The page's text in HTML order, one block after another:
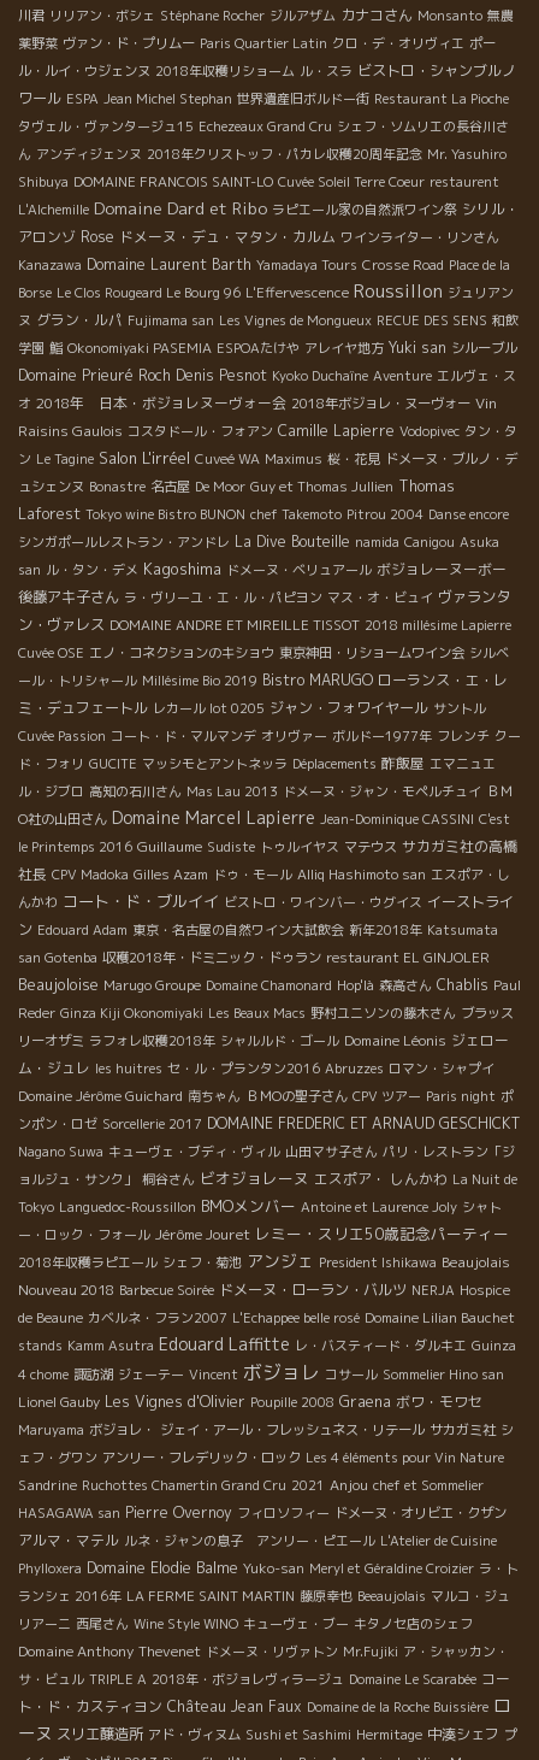
川君 リリアン・ボシェ Stéphane Rocher ジルアザム カナコさん Monsanto 無農
薬野菜 ヴァン・ド・プリムー Paris Quartier Latin クロ・デ・オリヴィエ ポー
ル・ルイ・ウジェンヌ 2018年収穫リショーム ル・スラ ビストロ・シャンブルノ
ワール ESPA Jean Michel Stephan 世界遺産旧ボルドー街 Restaurant La Pioche
タヴェル・ヴァンタージュ15 Echezeaux Grand Cru シェフ・ソムリエの長谷川さ
ん アンディジェンヌ 2018年クリストッフ・パカレ収穫20周年記念 Mr. Yasuhiro
Shibuya DOMAINE FRANCOIS SAINT-LO Cuvée Soleil Terre Coeur restaurent
L'Alchemille Domaine Dard et Ribo ラピエール家の自然派ワイン祭 シリル・
アロンゾ Rose ドメーヌ・デュ・マタン・カルム ワインライター・リンさん
Kanazawa Domaine Laurent Barth Yamadaya Tours Crosse Road Place de la
Borse Le Clos Rougeard Le Bourg 96 L'Effervescence Roussillon ジュリアン
ヌ グラン・ルパ Fujimama san Les Vignes de Mongueux RECUE DES SENS 和飲
学園 鮨 Okonomiyaki PASEMIA ESPOAたけや アレイヤ地方 Yuki san シルーブル
Domaine Prieuré Roch Denis Pesnot Kyoko Duchaîne Aventure エルヴェ・ス
オ 2018年 日本・ボジョレヌーヴォー会 2018年ボジョレ・ヌーヴォー Vin
Raisins Gaulois コスタドール・フォアン Camille Lapierre Vodopivec タン・タ
ン Le Tagine Salon L'irréel Cuveé WA Maximus 桜・花見 ドメーヌ・ブルノ・デ
ュシェンヌ Bonastre 名古屋 De Moor Guy et Thomas Jullien Thomas
Laforest Tokyo wine Bistro BUNON chef Takemoto Pitrou 2004 Danse encore
シンガポールレストラン・アンドレ La Dive Bouteille namida Canigou Asuka
san ル・タン・デメ Kagoshima ドメーヌ・ベリュアール ボジョレーヌーボー
後藤アキ子さん ラ・ヴリーユ・エ・ル・パピヨン マス・オ・ビュイ ヴァランタ
ン・ヴァレス DOMAINE ANDRE ET MIREILLE TISSOT 2018 millésime Lapierre
Cuvée OSE エノ・コネクションのキショウ 東京神田・リショームワイン会 シルベ
ール・トリシャール Millésime Bio 2019 Bistro MARUGO ローランス・エ・レ
ミ・デュフェートル レカール lot 0205 ジャン・フォワイヤール サントル
Cuvée Passion コート・ド・マルマンデ オリヴァー ボルドー1977年 フレンチ クー
ド・フォリ GUCITE マッシモとアントネッラ Déplacements 酢飯屋 エマニュエ
ル・ジブロ 高知の石川さん Mas Lau 2013 ドメーヌ・ジャン・モペルチュイ ＢＭ
О社の山田さん Domaine Marcel Lapierre Jean-Dominique CASSINI C'est
le Printemps 2016 Guillaume Sudiste トゥルイヤス マテウス サカガミ社の高橋
社長 CPV Madoka Gilles Azam ドゥ・モール Alliq Hashimoto san エスポア・し
んかわ コート・ド・ブルイイ ビストロ・ワインバー・ウグイス イーストライ
ン Edouard Adam 東京・名古屋の自然ワイン大試飲会 新年2018年 Katsumata
san Gotenba 収穫2018年・ドミニック・ドゥラン restaurant EL GINJOLER
Beaujoloise Marugo Groupe Domaine Chamonard Hop'là 森高さん Chablis Paul
Reder Ginza Kiji Okonomiyaki Les Beaux Macs 野村ユニソンの藤木さん ブラッス
リーオザミ ラフォレ収穫2018年 シャルルド・ゴール Domaine Léonis ジェロー
ム・ジュレ les huitres セ・ル・プランタン2016 Abruzzes ロマン・シャプイ
Domaine Jérôme Guichard 南ちゃん ＢＭОの聖子さん CPV ツアー Paris night ポ
ンポン・ロゼ Sorcellerie 2017 DOMAINE FREDERIC ET ARNAUD GESCHICKT
Nagano Suwa キューヴェ・ブディ・ヴィル 山田マサ子さん パリ・レストラン「ジ
ョルジュ・サンク」
桐谷さん ビオジョレーヌ エスポア・ しんかわ La Nuit de
Tokyo Languedoc-Roussillon BMOメンバー Antoine et Laurence Joly シャト
ー・ロック・フォール Jérôme Jouret レミー・スリエ50歳記念パーティー
2018年収穫ラピエール シェフ・菊池 アンジェ President Ishikawa Beaujolais
Nouveau 2018 Barbecue Soirée ドメーヌ・ローラン・バルツ NERJA Hospice
de Beaune カベルネ・フラン2007 L'Echappee belle rosé Domaine Lilian Bauchet
stands Kamm Asutra Edouard Laffitte レ・バスティード・ダルキエ Guinza
4 chome 諏訪湖 ジェーテー Vincent ボジョレ コサール Sommelier Hino san
Lionel Gauby Les Vignes d'Olivier Poupille 2008 Graena ボワ・モワセ
Maruyama ボジョレ・ ジェイ・アール・フレッシュネス・リテール サカガミ社 シ
ェフ・グワン アンリー・フレデリック・ロック Les 4 éléments pour Vin Nature
Sandrine Ruchottes Chamertin Grand Cru 2021 Anjou chef et Sommelier
HASAGAWA san Pierre Overnoy フィロソフィー ドメーヌ・オリビエ・クザン
アルマ・マテル ルネ・ジャンの息子 アンリー・ピエール L'Atelier de Cuisine
Phylloxera Domaine Elodie Balme Yuko-san Meryl et Géraldine Croizier ラ・ト
ランシェ 2016年 LA FERME SAINT MARTIN 藤原幸也 Beeaujolais マルコ・ジュ
リアーニ 西尾さん Wine Style WINO キューヴェ・ブー キタノセ店のシェフ
Domaine Anthony Thevenet ドメーヌ・リヴァトン Mr.Fujiki ア・シャッカン・
サ・ビュル TRIPLE A 2018年・ボジョレヴィラージュ Domaine Le Scarabée コー
ト・ド・カスティヨン Château Jean Faux Domaine de la Roche Buissière ロ
ーヌ スリエ醸造所 アド・ヴィヌム Sushi et Sashimi Hermitage 中湊シェフ プ